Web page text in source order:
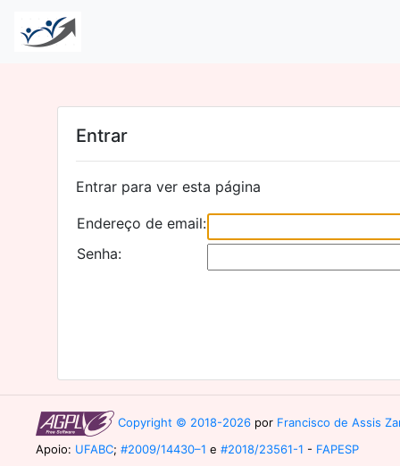
Entrar
Entrar para ver esta página
Endereço de email:
Senha:
Copyright © 2018-2026 por Francisco de Assis
Apoio: UFABC; #2009/14430–1 e #2018/23561-1 - FAPESP